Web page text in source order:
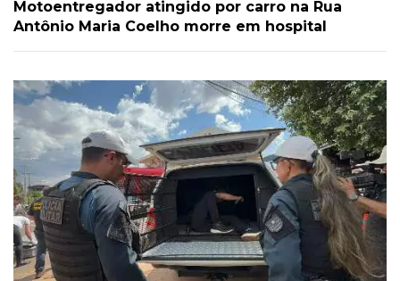
Motoentregador atingido por carro na Rua
Antônio Maria Coelho morre em hospital